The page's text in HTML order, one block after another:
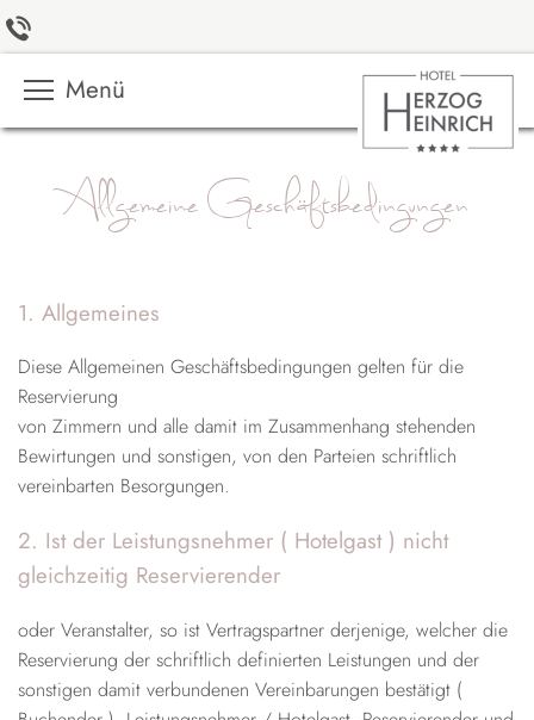
Menü
Allgemeine Geschäftsbedingungen
1. Allgemeines
Diese Allgemeinen Geschäftsbedingungen gelten für die
Reservierung
von Zimmern und alle damit im Zusammenhang stehenden
Bewirtungen und sonstigen, von den Parteien schriftlich
vereinbarten Besorgungen.
2. Ist der Leistungsnehmer ( Hotelgast ) nicht
gleichzeitig Reservierender
oder Veranstalter, so ist Vertragspartner derjenige, welcher die
Reservierung der schriftlich definierten Leistungen und der
sonstigen damit verbundenen Vereinbarungen bestätigt (